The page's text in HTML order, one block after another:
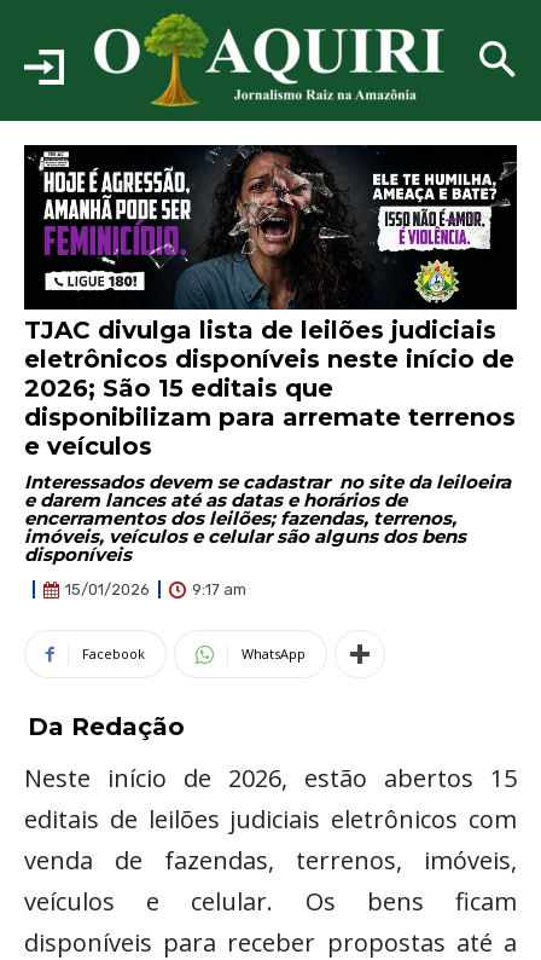
TJAC divulga lista de leilões judiciais
eletrônicos disponíveis neste início de
2026; São 15 editais que
disponibilizam para arremate terrenos
e veículos
Interessados devem se cadastrar no site da leiloeira
e darem lances até as datas e horários de
encerramentos dos leilões; fazendas, terrenos,
imóveis, veículos e celular são alguns dos bens
disponíveis
15/01/2026 9:17 am
Facebook WhatsApp
Da Redação
Neste início de 2026, estão abertos 15
editais de leilões judiciais eletrônicos com
venda de fazendas, terrenos, imóveis,
veículos e celular. Os bens ficam
disponíveis para receber propostas até a